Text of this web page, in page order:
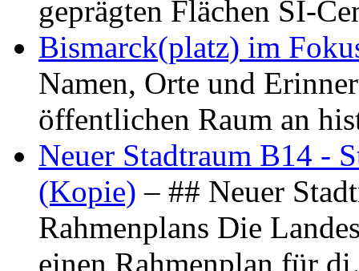
geprägten Flächen SI-
Bismarck(platz) im
Namen, Orte und
öffentlichen Raum an
Neuer Stadtraum B14 -
(Kopie) – ## Neuer
Rahmenplans Die
einen Rahmenplan für